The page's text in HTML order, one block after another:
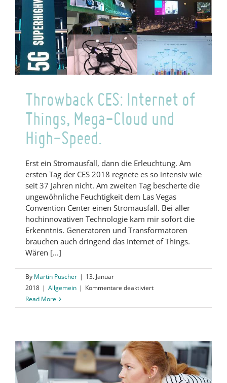
der
Retail
Branche
Throwback CES: Internet of
Things, Mega-Cloud und
High-Speed.
Erst ein Stromausfall, dann die Erleuchtung. Am
ersten Tag der CES 2018 regnete es so intensiv wie
seit 37 Jahren nicht. Am zweiten Tag bescherte die
ungewöhnliche Feuchtigkeit dem Las Vegas
Convention Center einen Stromausfall. Bei aller
hochinnovativen Technologie kam mir sofort die
Erkenntnis. Generatoren und Transformatoren
brauchen auch dringend das Internet of Things.
Wären [...]
By Martin Puscher | 13. Januar
2018 | Allgemein | Kommentare deaktiviertfür
CES:
Things,
Mega-
Cloud
und
Read More